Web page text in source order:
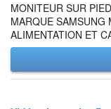
MONITEUR SUR
MARQUE SAMSUNG
ALIMENTATION ET